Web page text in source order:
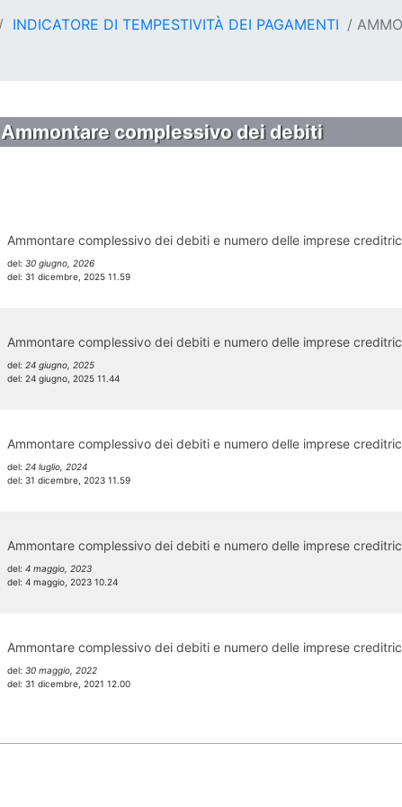
INDICATORE DI TEMPESTIVITÀ DEI PAGAMENTI
Ammontare complessivo dei debiti
Ammontare complessivo dei debiti e numero delle imprese
del: 30 giugno, 2026
del: 31 dicembre, 2025 11.59
Ammontare complessivo dei debiti e numero delle imprese
del: 24 giugno, 2025
del: 24 giugno, 2025 11.44
Ammontare complessivo dei debiti e numero delle imprese
del: 24 luglio, 2024
del: 31 dicembre, 2023 11.59
Ammontare complessivo dei debiti e numero delle imprese
del: 4 maggio, 2023
del: 4 maggio, 2023 10.24
Ammontare complessivo dei debiti e numero delle imprese
del: 30 maggio, 2022
del: 31 dicembre, 2021 12.00